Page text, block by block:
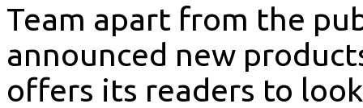
Team apart from the
announced new
offers its readers to look